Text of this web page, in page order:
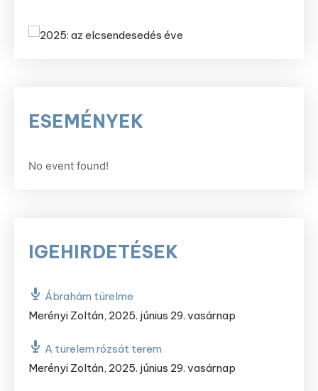
ESEMÉNYEK
No event found!
IGEHIRDETÉSEK
Ábrahám türelme
Merényi Zoltán, 2025. június 29. vasárnap
A türelem rózsát terem
Merényi Zoltán, 2025. június 29. vasárnap